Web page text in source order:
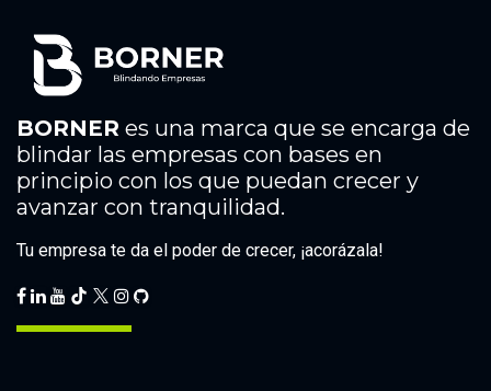
BORNER es una marca que se encarga de
blindar las empresas con bases en
principio con los que puedan crecer y
avanzar con tranquilidad.
Tu empresa te da el poder de crecer, ¡acorázala!